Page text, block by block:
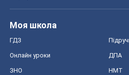
Моя школа
ГДЗ
Онлайн уроки ДПА
ЗНО НМТ